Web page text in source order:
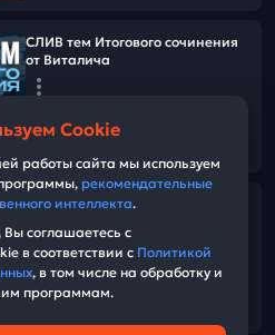
СЛИВ тем Итогового сочинения
от Виталича
03 декабря 2024 г., 16:00
Обзор сборника 30 вариантов
минусы
ЕГЭ ПО ФИЗИКЕ 2026 с Виталичем
Cookie
работы сайта мы используем
рекомендательные
интеллекта.
соглашаетесь с
в соответствии с Политикой
, в том числе на обработку и
программам.